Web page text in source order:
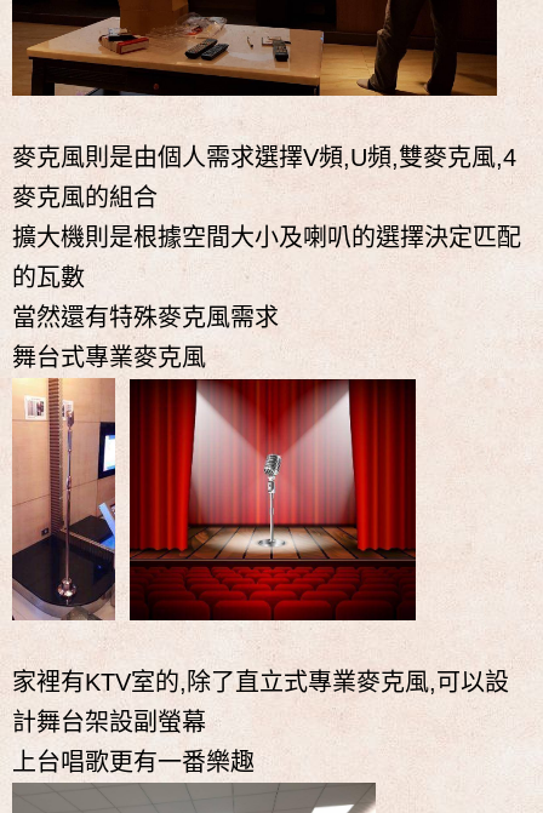
麥克風則是由個人需求選擇V頻,U頻,雙麥克風,4
麥克風的組合
擴大機則是根據空間大小及喇叭的選擇決定匹配
的瓦數
當然還有特殊麥克風需求
舞台式專業麥克風
家裡有KTV室的,除了直立式專業麥克風,可以設
計舞台架設副螢幕
上台唱歌更有一番樂趣